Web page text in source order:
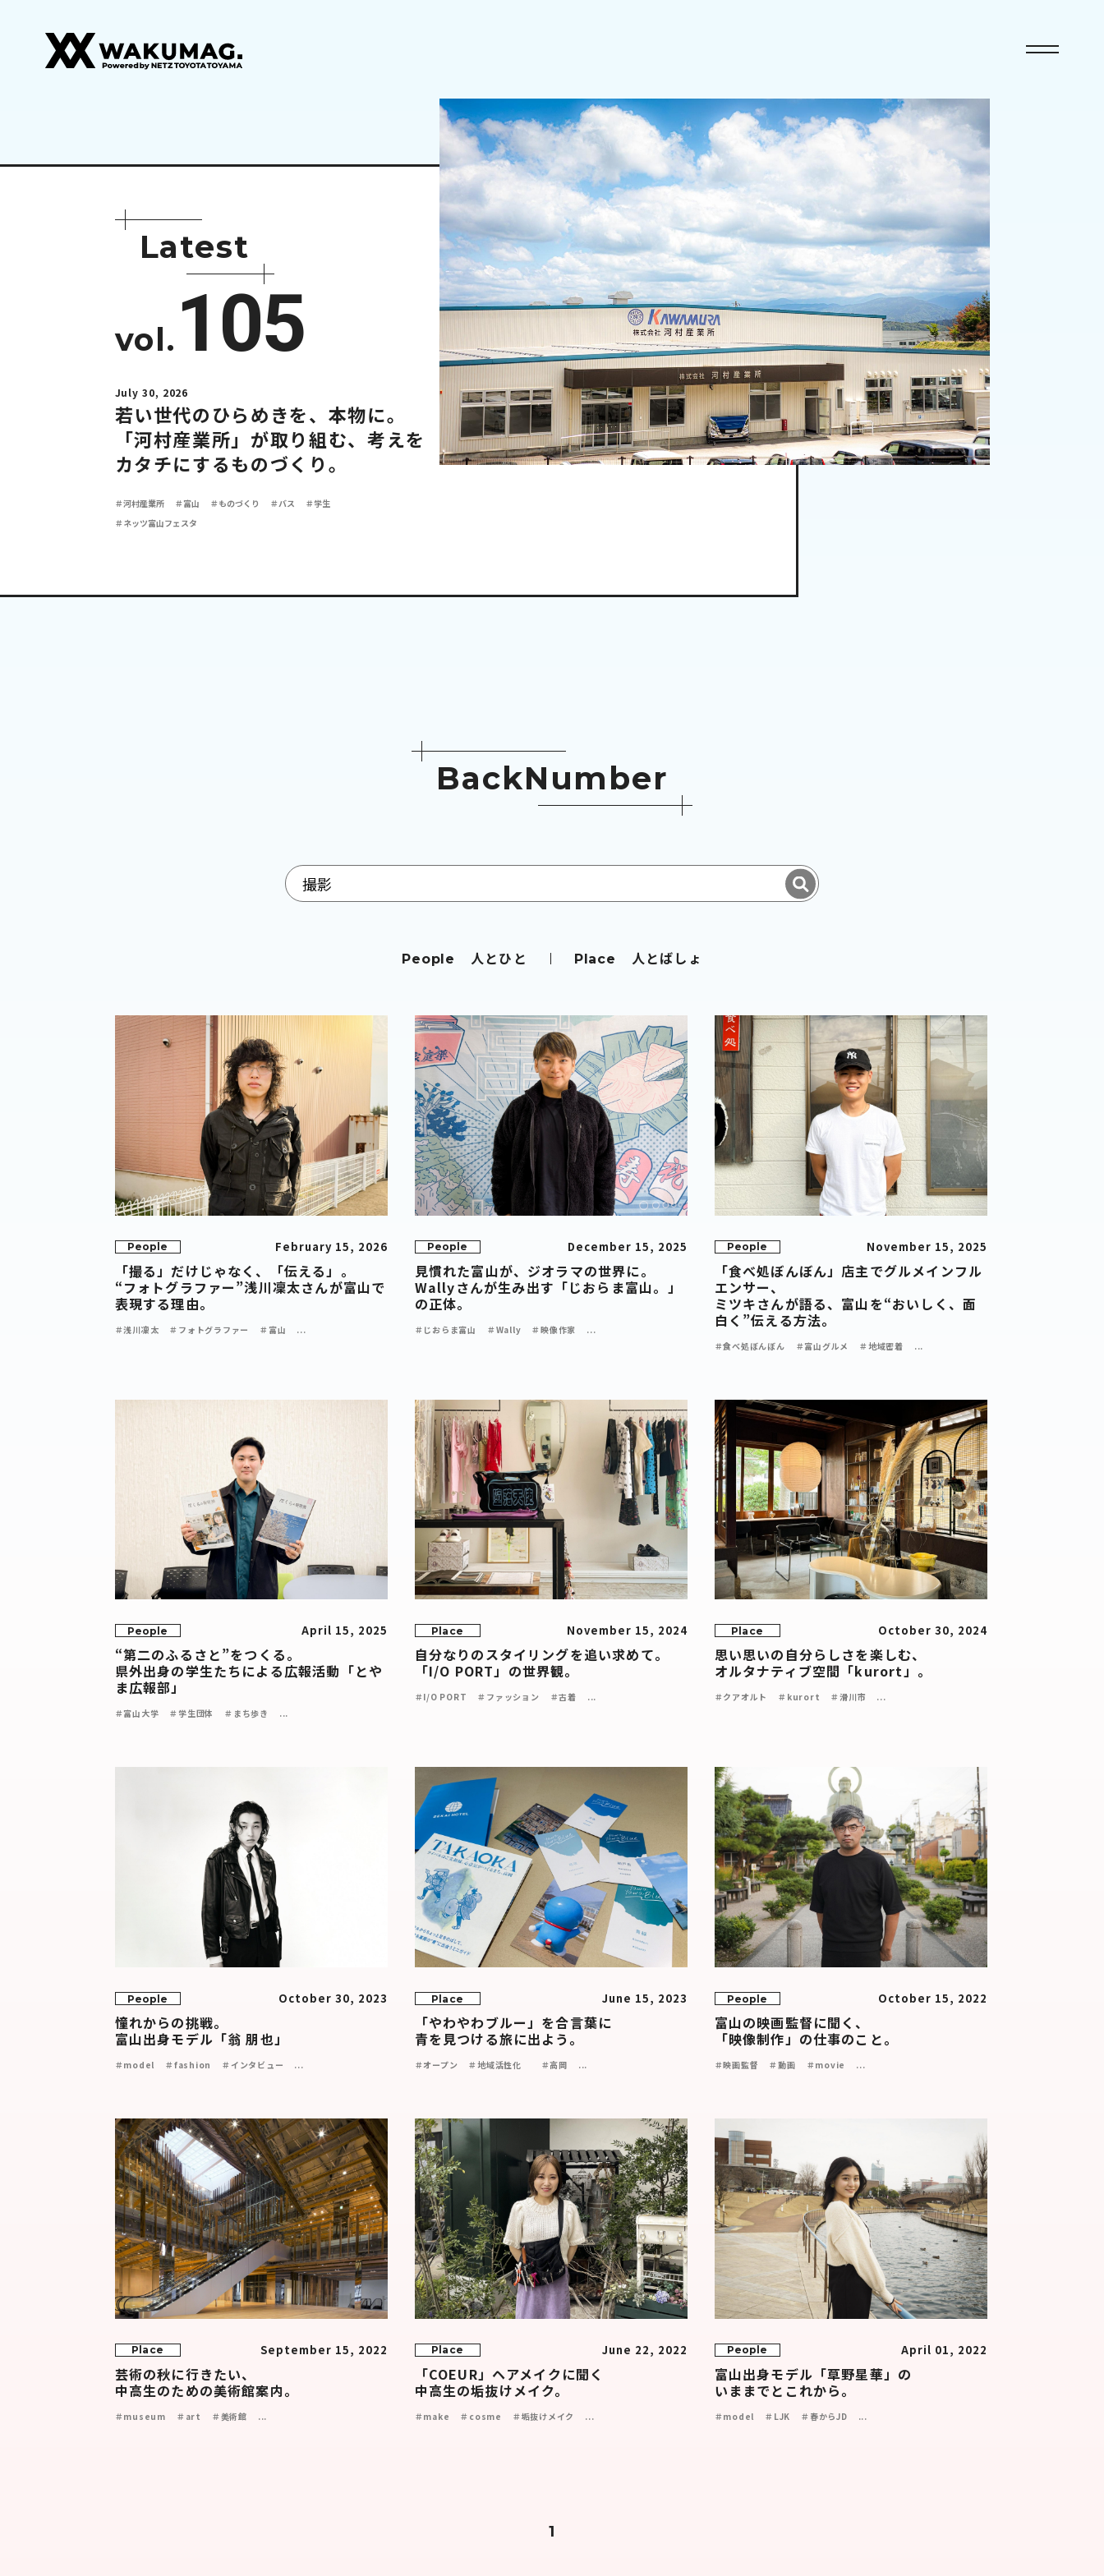
Latest
vol. 105
July 30, 2026
若い世代のひらめきを、本物に。
「河村産業所」が取り組む、考えを
カタチにするものづくり。
＃河村産業所 ＃富山 ＃ものづくり ＃バス
＃学生
＃ネッツ富山フェスタ
BackNumber
People 人とひと Place 人とばしょ
People February 15, 2026
「撮る」だけじゃなく、「伝える」。
“フォトグラファー”浅川凜太さんが富山で
表現する理由。
＃浅川凜太 ＃フォトグラファー ＃富山 ...
People December 15, 2025
見慣れた富山が、ジオラマの世界に。
Wallyさんが生み出す「じおらま富山。」
の正体。
＃じおらま富山 ＃Wally ＃映像作家 ...
People November 15, 2025
「食べ処ぼんぼん」店主でグルメインフル
エンサー、
ミツキさんが語る、富山を“おいしく、面
白く”伝える方法。
＃食べ処ぼんぼん ＃富山グルメ ＃地域密着 ...
People April 15, 2025
“第二のふるさと”をつくる。
県外出身の学生たちによる広報活動「とや
ま広報部」
＃富山大学 ＃学生団体 ＃まち歩き ...
Place November 15, 2024
自分なりのスタイリングを追い求めて。
「I/O PORT」の世界観。
＃I/O PORT ＃ファッション ＃古着 ...
Place October 30, 2024
思い思いの自分らしさを楽しむ、
オルタナティブ空間「kurort」。
＃クアオルト ＃kurort ＃滑川市 ...
People October 30, 2023
憧れからの挑戦。
富山出身モデル「翁 朋也」
＃model ＃fashion ＃インタビュー ...
Place June 15, 2023
「やわやわブルー」を合言葉に
青を見つける旅に出よう。
＃オープン ＃地域活性化 ＃高岡 ...
People October 15, 2022
富山の映画監督に聞く、
「映像制作」の仕事のこと。
＃映画監督 ＃動画 ＃movie ...
Place September 15, 2022
芸術の秋に行きたい、
中高生のための美術館案内。
＃museum ＃art ＃美術館 ...
Place June 22, 2022
「COEUR」ヘアメイクに聞く
中高生の垢抜けメイク。
＃make ＃cosme ＃垢抜けメイク ...
People April 01, 2022
富山出身モデル「草野星華」の
いままでとこれから。
＃model ＃LJK ＃春からJD ...
1